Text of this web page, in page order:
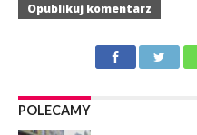
POLECAMY